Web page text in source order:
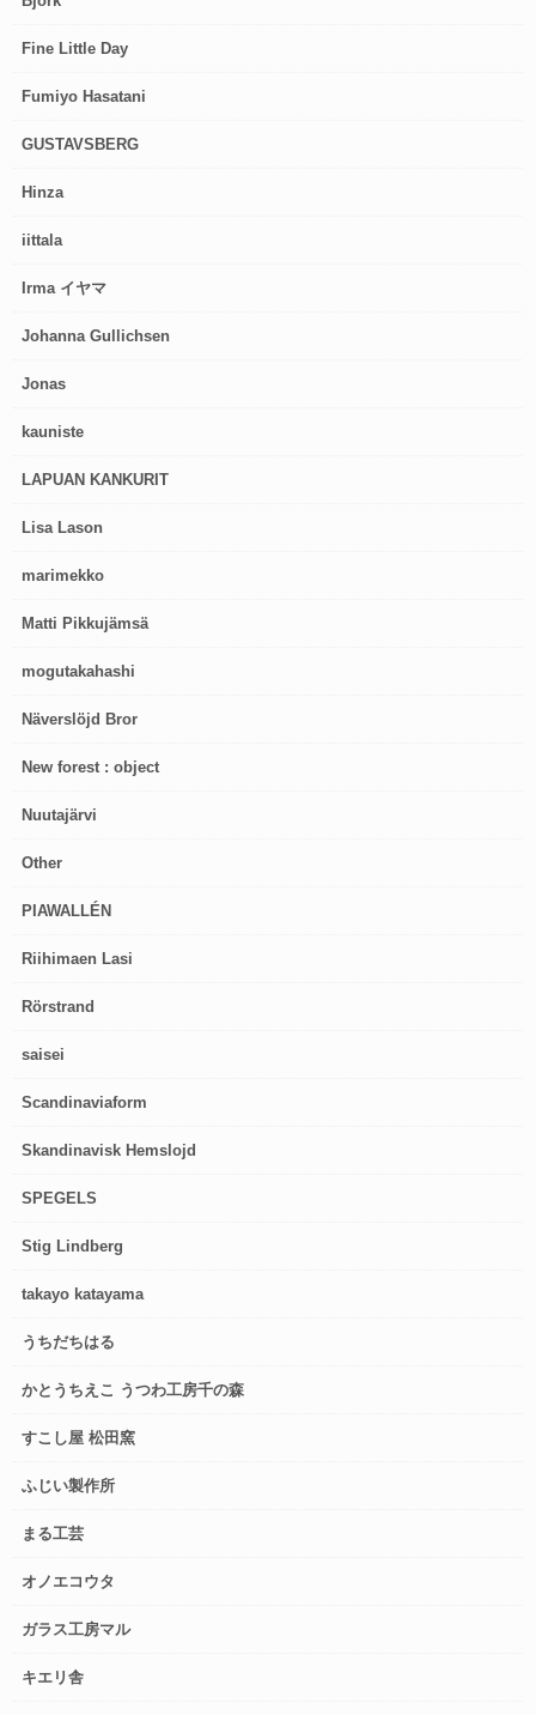
Fine Little Day
Fumiyo Hasatani
GUSTAVSBERG
Hinza
iittala
Irma イヤマ
Johanna Gullichsen
Jonas
kauniste
LAPUAN KANKURIT
Lisa Lason
marimekko
Matti Pikkujämsä
mogutakahashi
Näverslöjd Bror
New forest : object
Nuutajärvi
Other
PIAWALLÉN
Riihimaen Lasi
Rörstrand
saisei
Scandinaviaform
Skandinavisk Hemslojd
SPEGELS
Stig Lindberg
takayo katayama
うちだちはる
かとうちえこ うつわ工房千の森
すこし屋 松田窯
ふじい製作所
まる工芸
オノエコウタ
ガラス工房マル
キエリ舎